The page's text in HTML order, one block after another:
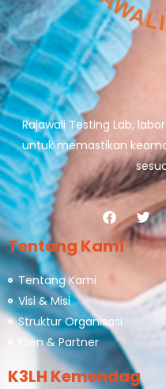
Rajawali Testing Lab,
untuk memastikan
Tentang Kami
Tentang Kami
Visi & Misi
Struktur Organisasi
Klien & Partner
K3LH Kemendag